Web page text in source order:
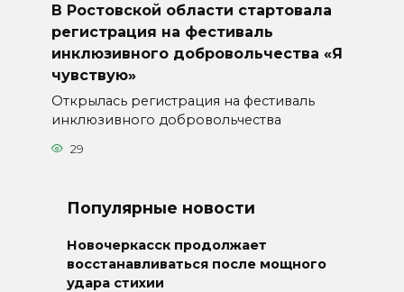
В Ростовской области стартовала
регистрация на фестиваль
инклюзивного добровольчества «Я
чувствую»
Открылась регистрация на фестиваль
инклюзивного добровольчества
29
Популярные новости
Новочеркасск продолжает
восстанавливаться после мощного
удара стихии